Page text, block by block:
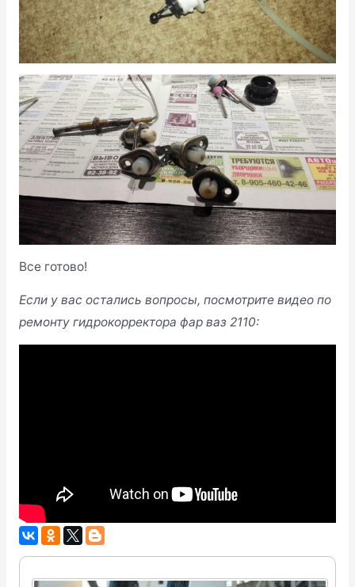
Все готово!
Если у вас остались вопросы, посмотрите видео по
ремонту гидрокорректора фар ваз 2110: